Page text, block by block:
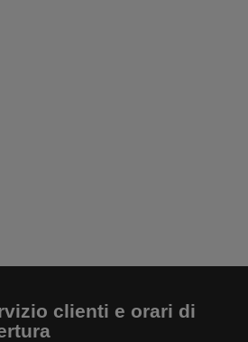
clienti e orari di